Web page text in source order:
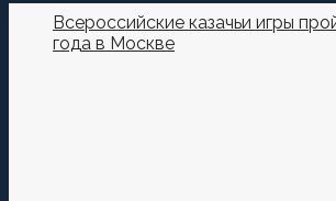
Всероссийские казачьи игры
года в Москве